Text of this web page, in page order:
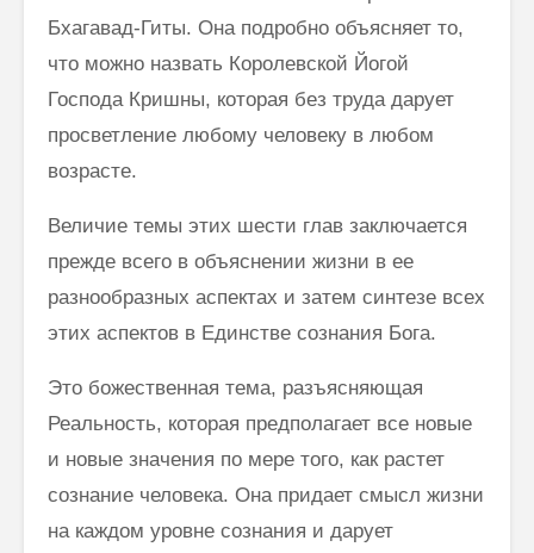
Бхагавад-Гиты. Она подробно объясняет то,
что можно назвать Королевской Йогой
Господа Кришны, которая без труда дарует
просветление любому человеку в любом
возрасте.
Величие темы этих шести глав заключается
прежде всего в объяснении жизни в ее
разнообразных аспектах и затем синтезе всех
этих аспектов в Единстве сознания Бога.
Это божественная тема, разъясняющая
Реальность, которая предпо­лагает все новые
и новые значения по мере того, как растет
сознание человека. Она придает смысл жизни
на каждом уровне сознания и дарует